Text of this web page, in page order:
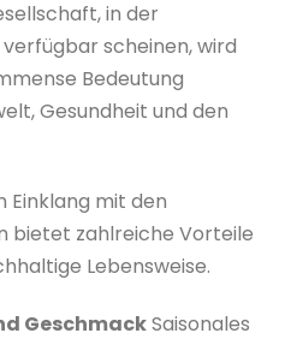
in der
scheinen, wird
Bedeutung
Gesundheit und den
Einklang mit den
bietet zahlreiche Vorteile
Lebensweise.
GeschmackSaisonales